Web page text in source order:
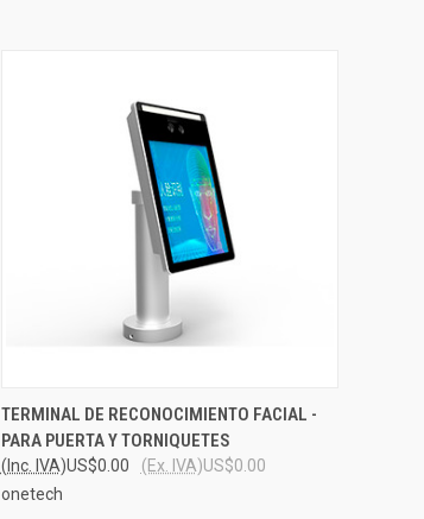
QUICK VIEW VIEW OPTIONS
Compare
TERMINAL DE RECONOCIMIENTO FACIAL -
PARA PUERTA Y TORNIQUETES
US$0.00
(Inc. IVA) US$0.00
(Ex. IVA)
onetech